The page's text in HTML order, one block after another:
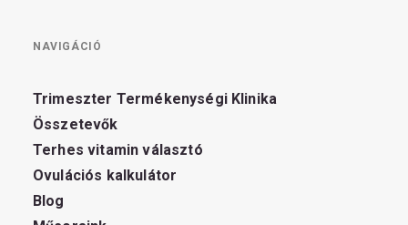
NAVIGÁCIÓ
Trimeszter Termékenységi Klinika
Összetevők
Terhes vitamin választó
Ovulációs kalkulátor
Blog